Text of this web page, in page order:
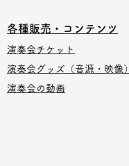
​各種販売・コンテンツ
演奏会チケット
​演奏会グッズ（音源・映像）
演奏会の動画